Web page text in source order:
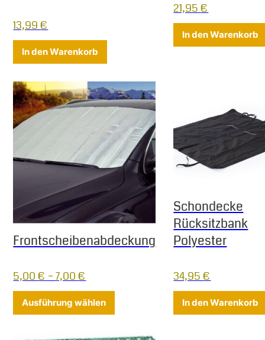
13,99€
In den Warenkorb
21,95€
In den Warenkorb
Frontscheibenabdeckung
5,00€ –7,00€
Ausführung wählen Dieses Produkt weist mehrere
Schondecke
Rücksitzbank
Polyester
34,95€
In den Warenkorb